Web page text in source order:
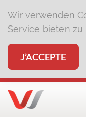
Wir verwenden
Service bieten zu
J’ACCEPTE